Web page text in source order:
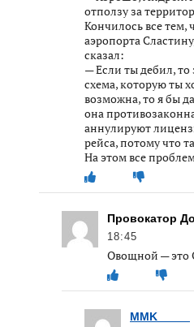
отползу за
Кончилось все тем,
аэропорта
сказал:
— Если ты дебил, то
схема, которую ты
возможна, то я бы
она
аннулируют
рейса, потому что
На этом все
Провокатор
18:45
Овощной — это
MMK_____